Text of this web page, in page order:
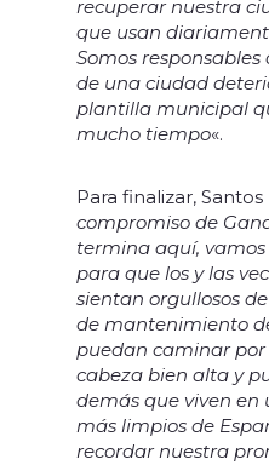
recuperar nuestra
que usan
Somos responsables
de una ciudad
plantilla municipal
mucho tiempo«.
Para finalizar,
compromiso de
termina aquí,
para que los y las
sientan orgullosos
de mantenimiento
puedan caminar por
cabeza bien alta y
demás que viven en
más limpios de
recordar nuestra